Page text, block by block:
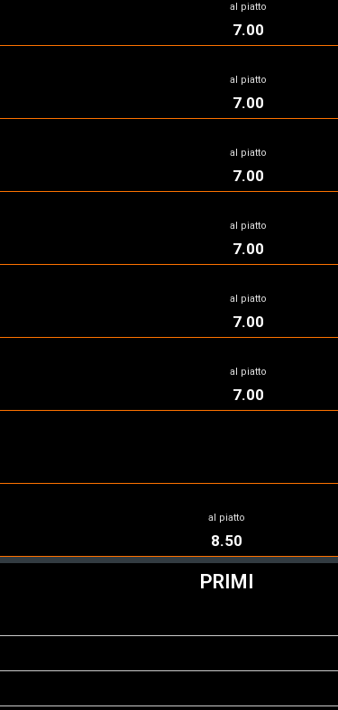
al piatto
7.00
al piatto
7.00
al piatto
7.00
al piatto
7.00
al piatto
7.00
al piatto
7.00
al piatto
8.50
PRIMI